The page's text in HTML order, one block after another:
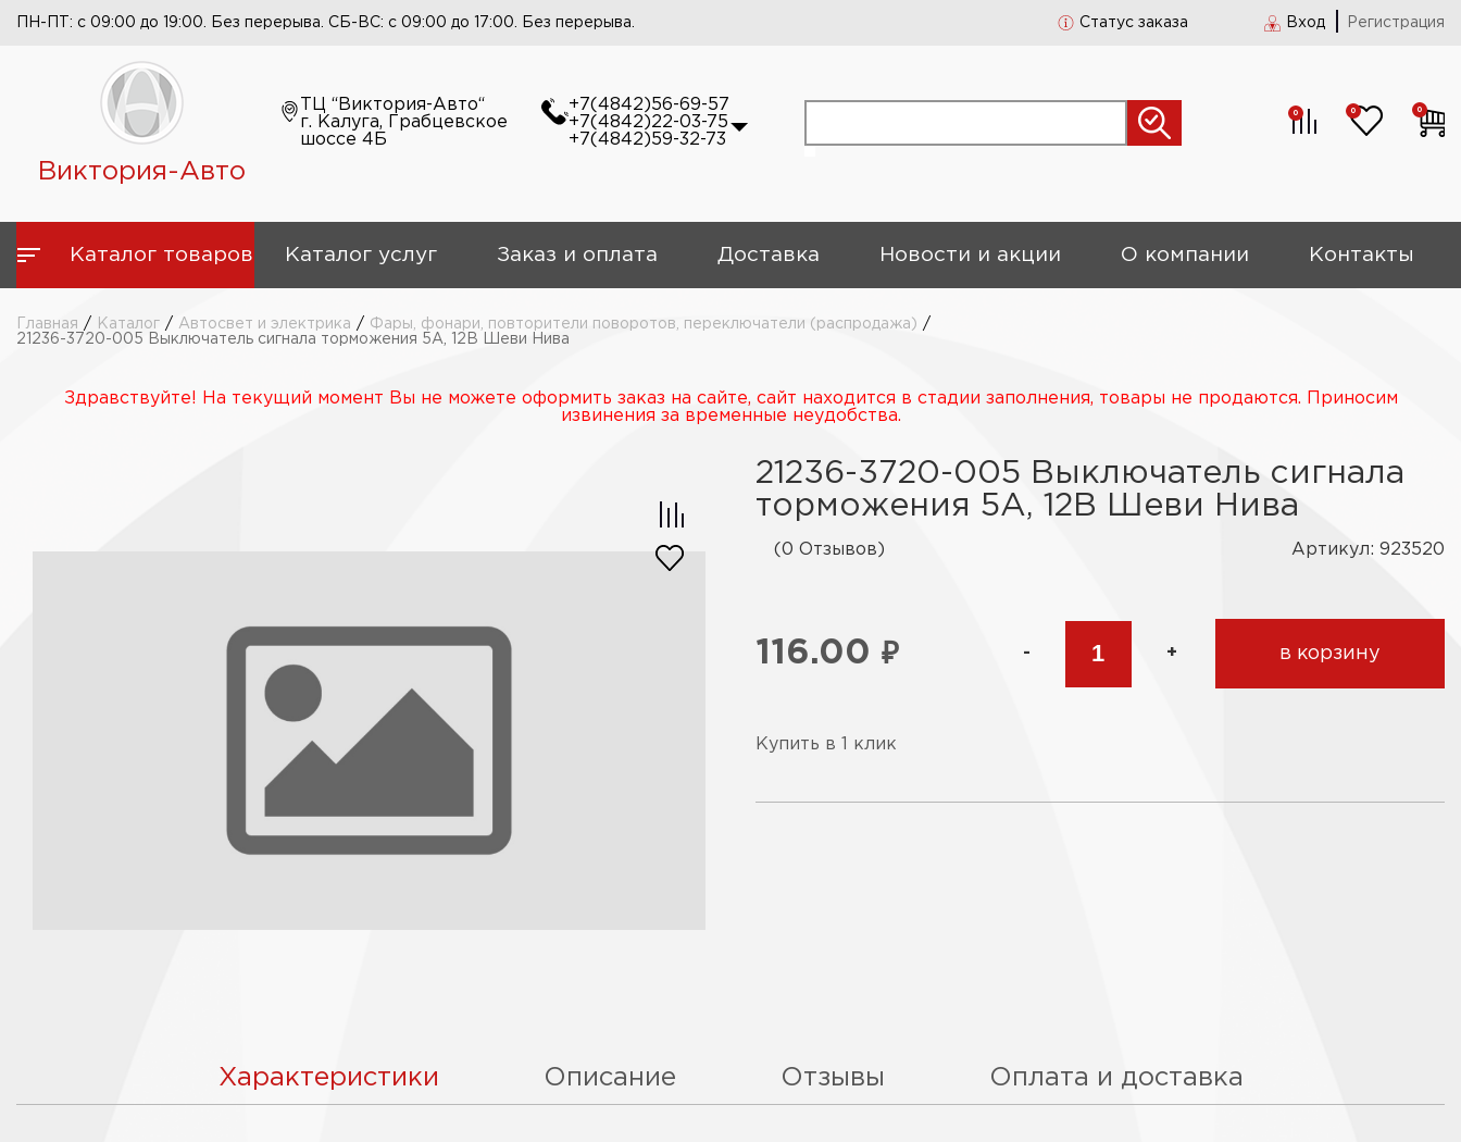
ПН-ПТ: с 09:00 до 19:00. Без перерыва. СБ-ВС: с 09:00 до 17:00. Без перерыва. Статус заказа Вход Регистрация
Виктория-Авто
ТЦ “Виктория-Авто“
г. Калуга, Грабцевское
шоссе 4Б
+7(4842)56-69-57
+7(4842)22-03-75
+7(4842)59-32-73
0 0 0
Каталог товаров Каталог услуг Заказ и оплата Доставка Новости и акции О компании Контакты
Главная / Каталог / Автосвет и электрика / Фары, фонари, повторители поворотов, переключатели (распродажа) /
21236-3720-005 Выключатель сигнала торможения 5А, 12В Шеви Нива
Здравствуйте! На текущий момент Вы не можете оформить заказ на сайте, сайт находится в стадии заполнения, товары не продаются. Приносим
извинения за временные неудобства.
21236-3720-005 Выключатель сигнала
торможения 5А, 12В Шеви Нива
(0 Отзывов) Артикул: 923520
116.00 ₽ - + в корзину
Купить в 1 клик
Характеристики Описание Отзывы Оплата и доставка